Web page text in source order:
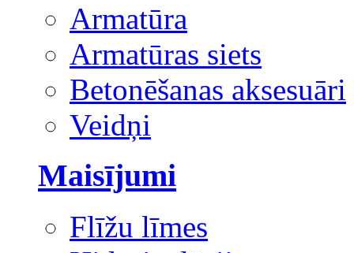
Armatūra
Armatūras siets
Betonēšanas aksesuāri
Veidņi
Maisījumi
Flīžu līmes